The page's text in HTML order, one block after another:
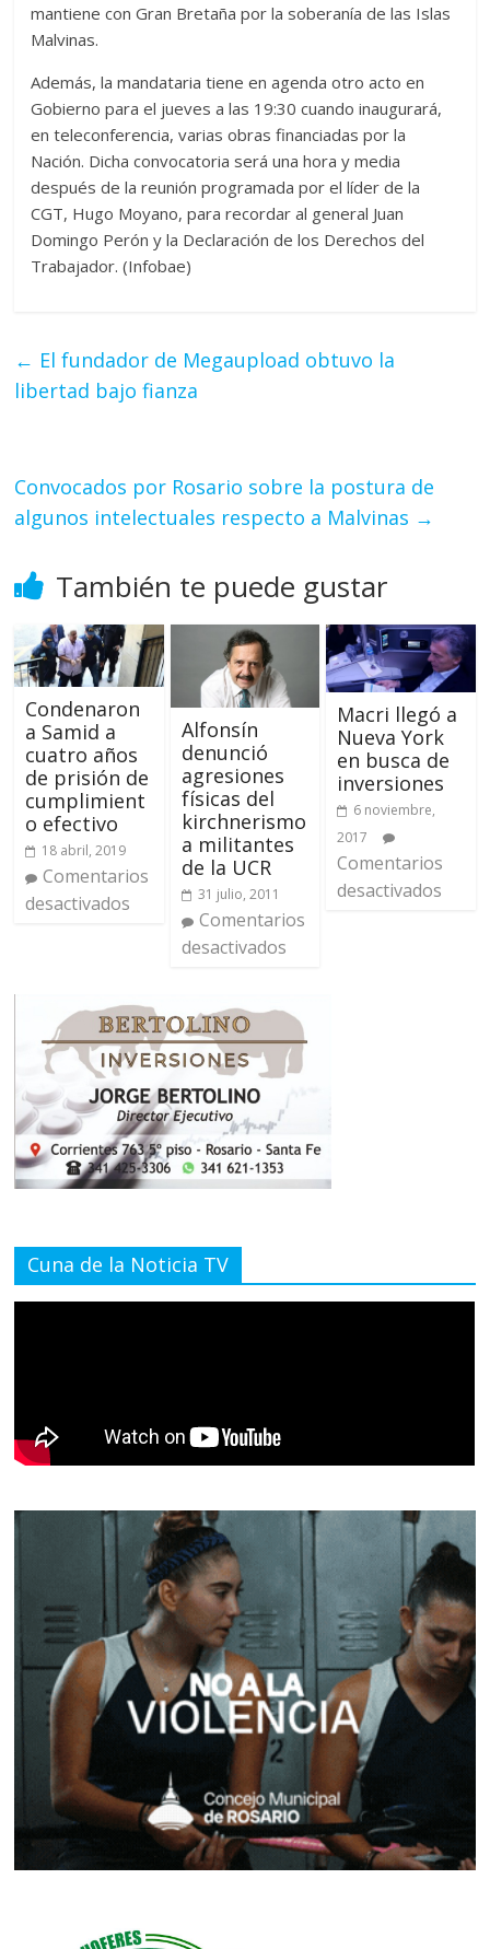
mantiene con Gran Bretaña por la soberanía de las Islas
Malvinas.
Además, la mandataria tiene en agenda otro acto en
Gobierno para el jueves a las 19:30 cuando inaugurará,
en teleconferencia, varias obras financiadas por la
Nación. Dicha convocatoria será una hora y media
después de la reunión programada por el líder de la
CGT, Hugo Moyano, para recordar al general Juan
Domingo Perón y la Declaración de los Derechos del
Trabajador. (Infobae)
← El fundador de Megaupload obtuvo la
libertad bajo fianza
Convocados por Rosario sobre la postura de
algunos intelectuales respecto a Malvinas →
También te puede gustar
Condenaron
a Samid a
cuatro años
de prisión de
cumplimient
o efectivo
18 abril, 2019
Comentarios
desactivados
Alfonsín
denunció
agresiones
físicas del
kirchnerismo
a militantes
de la UCR
31 julio, 2011
Comentarios
desactivados
Macri llegó a
Nueva York
en busca de
inversiones
6 noviembre,
2017
Comentarios
desactivados
Cuna de la Noticia TV